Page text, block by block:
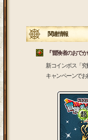
関連情報
『冒険者のおで
新コインボス「
キャンペーンでお